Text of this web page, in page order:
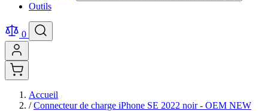
Outils
0
Accueil
/ Connecteur de charge iPhone SE 2022 noir - OEM NEW